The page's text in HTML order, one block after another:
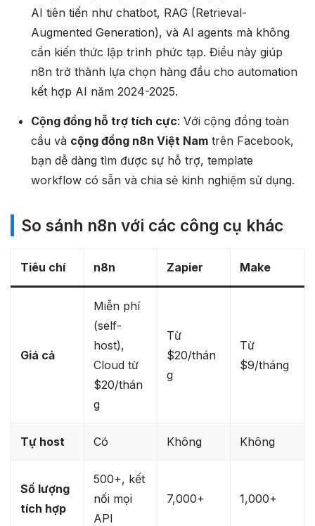
AI tiên tiến như chatbot, RAG (Retrieval-
Augmented Generation), và AI agents mà không
cần kiến thức lập trình phức tạp. Điều này giúp
n8n trở thành lựa chọn hàng đầu cho automation
kết hợp AI năm 2024-2025.
Cộng đồng hỗ trợ tích cực: Với cộng đồng toàn
cầu và cộng đồng n8n Việt Namtrên Facebook,
bạn dễ dàng tìm được sự hỗ trợ, template
workflow có sẵn và chia sẻ kinh nghiệm sử dụng.
So sánh n8n với các công cụ khác
Tiêu chí n8n Zapier Make
Giá cả
Miễn phí
(self-
host),
Cloud từ
$20/thán
g
Từ
$20/thán
g
Từ
$9/tháng
Tự host Có Không Không
Số lượng
tích hợp
500+, kết
nối mọi
API
7,000+​ 1,000+